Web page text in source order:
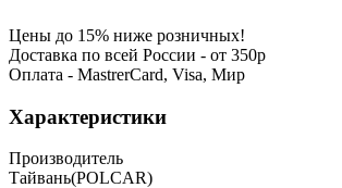
Цены до 15% ниже розничных!
Доставка по всей России - от 350р
Оплата - MastrerCard, Visa, Мир
Характеристики
Производитель
Тайвань(POLCAR)